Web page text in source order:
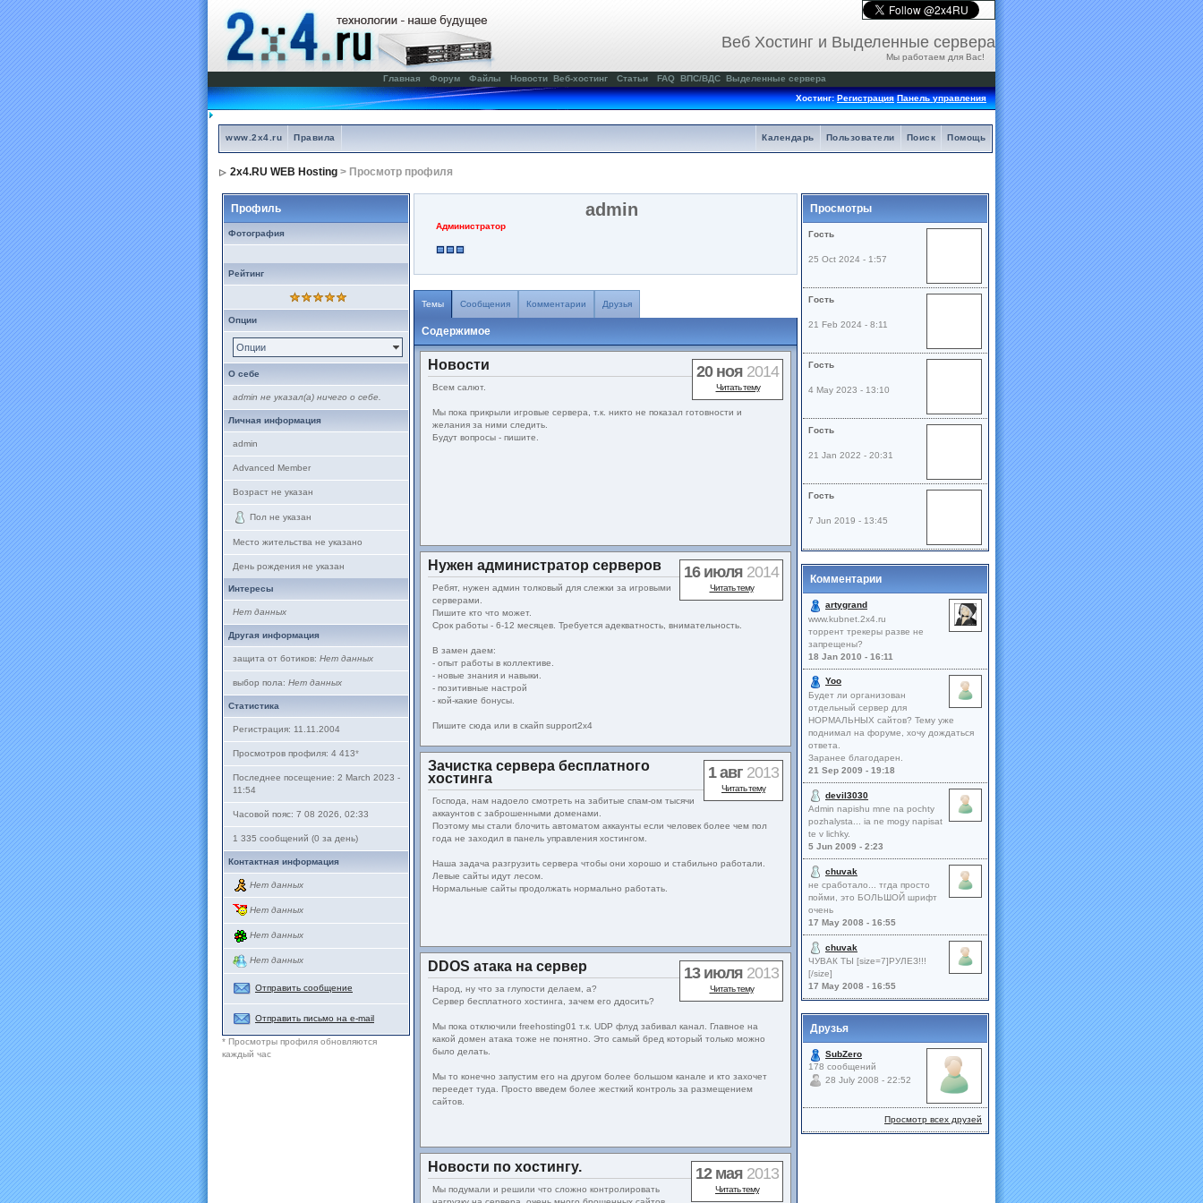
Веб Хостинг и Выделенные сервера
Мы работаем для Вас!
Главная Форум Файлы Новости Веб-хостинг Статьи FAQ ВПС/ВДС Выделенные сервера
Хостинг:Регистрация Панель управления
www.2x4.ru Правила Помощь
Поиск
Пользователи
Календарь
2x4.RU WEB Hosting > Просмотр профиля
Профиль
Фотография
Рейтинг
Опции
Опции
О себе
admin не указал(а) ничего о себе.
Личная информация
admin
Advanced Member
Возраст не указан
Пол не указан
Место жительства не указано
День рождения не указан
Интересы
Нет данных
Другая информация
защита от ботиков: Нет данных
выбор пола: Нет данных
Статистика
Регистрация: 11.11.2004
Просмотров профиля: 4 413*
Последнее посещение: 2 March 2023 -
11:54
Часовой пояс: 7 08 2026, 02:33
1 335 сообщений (0 за день)
Контактная информация
Нет данных
Нет данных
Нет данных
Нет данных
Отправить сообщение
Отправить письмо на e-mail
* Просмотры профиля обновляются
каждый час
admin
Администратор
Темы Сообщения Комментарии Друзья
Содержимое
20 ноя 2014
Читать тему
Новости
Всем салют.
Мы пока прикрыли игровые сервера, т.к. никто не показал готовности и
желания за ними следить.
Будут вопросы - пишите.
16 июля 2014
Читать тему
Нужен администратор серверов
Ребят, нужен админ толковый для слежки за игровыми
серверами.
Пишите кто что может.
Срок работы - 6-12 месяцев. Требуется адекватность, внимательность.
В замен даем:
- опыт работы в коллективе.
- новые знания и навыки.
- позитивные настрой
- кой-какие бонусы.
Пишите сюда или в скайп support2x4
1 авг 2013
Читать тему
Зачистка сервера бесплатного
хостинга
Господа, нам надоело смотреть на забитые спам-ом тысячи
аккаунтов с заброшенными доменами.
Поэтому мы стали блочить автоматом аккаунты если человек более чем пол
года не заходил в панель управления хостингом.
Наша задача разгрузить сервера чтобы они хорошо и стабильно работали.
Левые сайты идут лесом.
Нормальные сайты продолжать нормально работать.
13 июля 2013
Читать тему
DDOS атака на сервер
Народ, ну что за глупости делаем, а?
Сервер бесплатного хостинга, зачем его ддосить?
Мы пока отключили freehosting01 т.к. UDP флуд забивал канал. Главное на
какой домен атака тоже не понятно. Это самый бред который только можно
было делать.
Мы то конечно запустим его на другом более большом канале и кто захочет
переедет туда. Просто введем более жесткий контроль за размещением
сайтов.
12 мая 2013
Читать тему
Новости по хостингу.
Мы подумали и решили что сложно контролировать
Просмотры
Гость
25 Oct 2024 - 1:57
Гость
21 Feb 2024 - 8:11
Гость
4 May 2023 - 13:10
Гость
21 Jan 2022 - 20:31
Гость
7 Jun 2019 - 13:45
Комментарии
artygrand
www.kubnet.2x4.ru
торрент трекеры разве не
запрещены?
18 Jan 2010 - 16:11
Yoo
Будет ли организован
отдельный сервер для
НОРМАЛЬНЫХ сайтов? Тему уже
поднимал на форуме, хочу дождаться
ответа.
Заранее благодарен.
21 Sep 2009 - 19:18
devil3030
Admin napishu mne na pochty
pozhalysta... ia ne mogy napisat
te v lichky.
5 Jun 2009 - 2:23
chuvak
не сработало... тгда просто
пойми, это БОЛЬШОЙ шрифт
очень
17 May 2008 - 16:55
chuvak
ЧУВАК ТЫ [size=7]РУЛЕЗ!!!
[/size]
17 May 2008 - 16:55
Друзья
SubZero
178 сообщений
28 July 2008 - 22:52
Просмотр всех друзей